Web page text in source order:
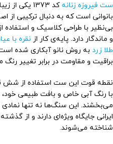
ست فیروزه زنانه
کد 1373
بانوانی است که به دنبال ترکیبی
بی‌نظیر با طراحی کلاسیک و استفاده
و ماندگار دارد. پایه‌ی کار از نقره با عیار
طلا زرد به روش نانو آبکاری شده
براقیت و مقاومت در برابر تغییر
نقطه قوت این ست استفاده از شش
با رنگ آبی خاص و بافت طبیعی
می‌بخشند. این سنگ‌ها نه تنها نمادی
ایرانی جایگاه ویژه‌ای دارند و از
شناخته می‌شوند.